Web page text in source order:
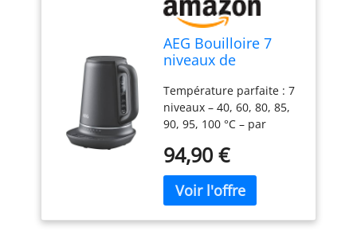
AEG Bouilloire 7
niveaux de
arrêts de sécurité,
fonction maintien
au chaud, 1,7 l, anti-
goutte, nettoyage
facile, base à 360°,
antidérapante,
indicateur LED, gris,
K7-1-6BP
Température parfaite : 7
niveaux – 40, 60, 80, 85,
90, 95, 100 °C – par
bébé à 40 °C, thé vert à
80 °C ou café à 95 °C –
arrêt automatique
lorsque la température
sélectionnée est atteinte
94,90 €